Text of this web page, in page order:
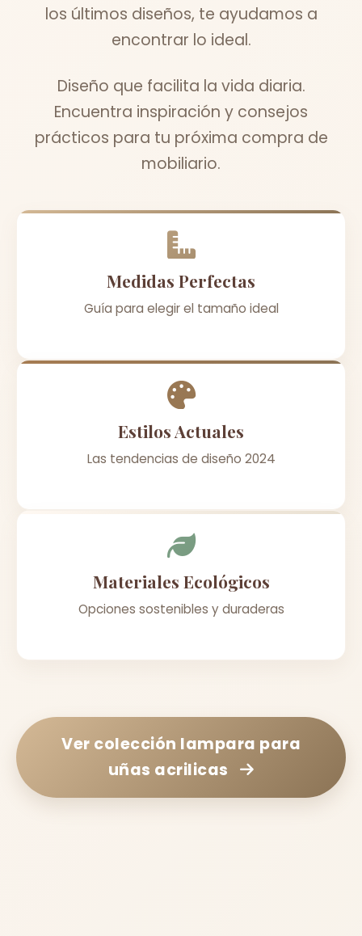
los últimos diseños, te ayudamos a
encontrar lo ideal.
Diseño que facilita la vida diaria.
Encuentra inspiración y consejos
prácticos para tu próxima compra de
mobiliario.
Medidas Perfectas
Guía para elegir el tamaño ideal
Estilos Actuales
Las tendencias de diseño 2024
Materiales Ecológicos
Opciones sostenibles y duraderas
Ver colección lampara para
uñas acrilicas